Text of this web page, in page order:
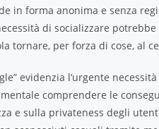
in forma anonima e senza
di socializzare
tornare, per forza di cose, al
evidenzia l’urgente
comprendere le
e sulla privateness degli